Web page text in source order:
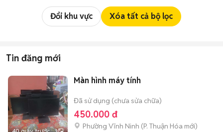
Đổi khu vực Xóa tất cả bộ lọc
Tin đăng mới
Màn hình máy tính
Đã sử dụng (chưa sửa chữa)
450.000 đ
Phường Vĩnh Ninh (P. Thuận Hóa mới)